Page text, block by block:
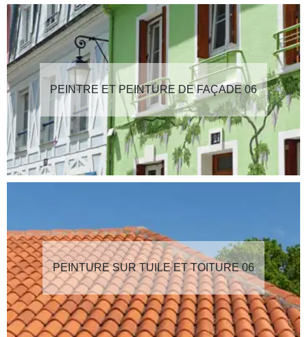
PEINTRE ET PEINTURE DE FAÇADE 06
PEINTURE SUR TUILE ET TOITURE 06